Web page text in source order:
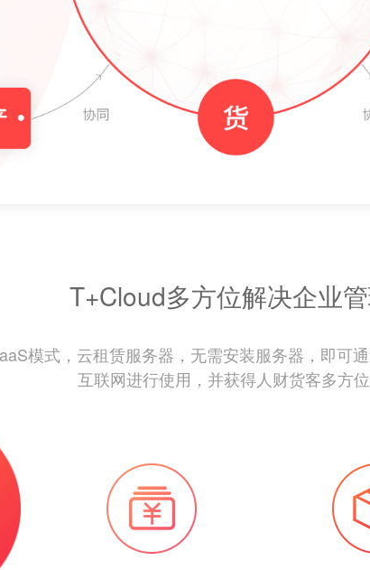
T+Cloud多方位解决企业管
模式，云租赁服务器，无需安装服务器，即可
互联网进行使用，并获得人财货客多方